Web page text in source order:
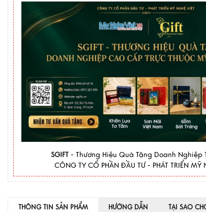
SGIFT - Thương Hiệu Quà Tặng Doanh Nghiệp
CÔNG TY CỔ PHẦN ĐẦU TƯ - PHÁT TRIỂN MỸ
THÔNG TIN SẢN PHẨM HƯỚNG DẪN TẠI SAO